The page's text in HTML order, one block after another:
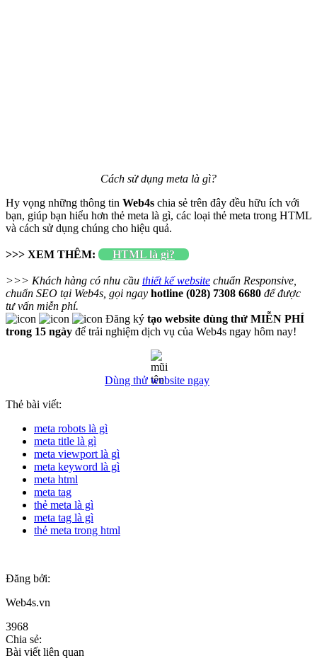
Cách sử dụng meta là gì?
Hy vọng những thông tin Web4s chia sẻ trên đây đều hữu ích với
bạn, giúp bạn hiểu hơn thẻ meta là gì, các loại thẻ meta trong HTML
và cách sử dụng chúng cho hiệu quả.
>>> XEM THÊM: HTML là gì?
>>> Khách hàng có nhu cầu thiết kế website chuẩn Responsive,
chuẩn SEO tại Web4s, gọi ngay hotline (028) 7308 6680 để được
tư vấn miễn phí.
Đăng ký tạo website dùng thử MIỄN PHÍ
trong 15 ngày để trải nghiệm dịch vụ của Web4s ngay hôm nay!
Dùng thử website ngay
Thẻ bài viết:
meta robots là gì
meta title là gì
meta viewport là gì
meta keyword là gì
meta html
meta tag
thẻ meta là gì
meta tag là gì
thẻ meta trong html
Đăng bởi:
Web4s.vn
3968
Chia sẻ:
Bài viết liên quan